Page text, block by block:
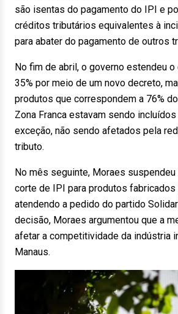
são isentas do pagamento do IPI e
créditos tributários equivalentes à
para abater do pagamento de outros
No fim de abril, o governo estendeu
35% por meio de um novo decreto,
produtos que correspondem a 76%
Zona Franca estavam sendo
exceção, não sendo afetados pela
tributo.
No mês seguinte, Moraes
corte de IPI para produtos fabricados
atendendo a pedido do partido
decisão, Moraes argumentou que a
afetar a competitividade da indústria
Manaus.